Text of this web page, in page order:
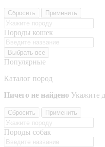
Сбросить Применить
Породы кошек
Выбрать все
Популярные
Каталог пород
Ничего не найдено Укажите
Сбросить Применить
Породы собак